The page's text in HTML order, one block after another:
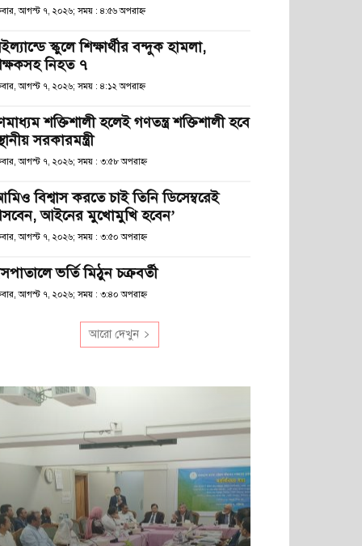
আগস্ট ৭, ২০২৬; সময় : ৪:৫৬ অপরাহ্ণ
স্কুলে শিক্ষার্থীর বন্দুক হামলা,
নিহত ৭
আগস্ট ৭, ২০২৬; সময় : ৪:১২ অপরাহ্ণ
শক্তিশালী হলেই গণতন্ত্র শক্তিশালী হবে
সরকারমন্ত্রী
আগস্ট ৭, ২০২৬; সময় : ৩:৫৮ অপরাহ্ণ
বিশ্বাস করতে চাই তিনি ডিসেম্বরেই
আইনের মুখোমুখি হবেন’
আগস্ট ৭, ২০২৬; সময় : ৩:৫০ অপরাহ্ণ
ভর্তি মিঠুন চক্রবর্তী
আগস্ট ৭, ২০২৬; সময় : ৩:৪০ অপরাহ্ণ
আরো দেখুন